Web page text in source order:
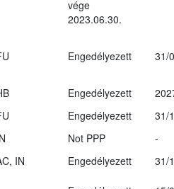
vége
2023.06.30.
Engedélyezett 31/
Engedélyezett
Engedélyezett
31/
Not PPP
-
IN Engedélyezett
31/